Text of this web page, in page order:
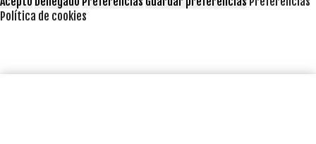
Política de cookies